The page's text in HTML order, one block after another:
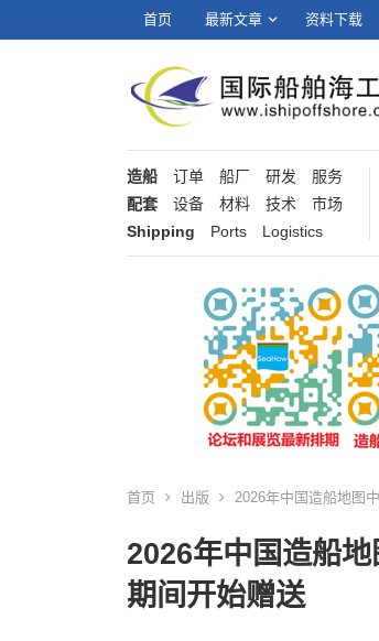
首页 最新文章 资料下载
造船 订单 船厂 研发
服务
配套
设备 材料 技术
市场
Shipping
Ports Logistics
首页 出版 2026年中国造船地图
2026年中国造船
期间开始赠送